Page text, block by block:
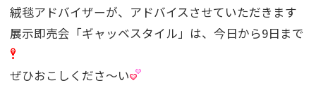
絨毯アドバイザーが、アドバイスさせていただきます
展示即売会「ギャッベスタイル」は、今日から9日まで
ぜひおこしくださ〜い